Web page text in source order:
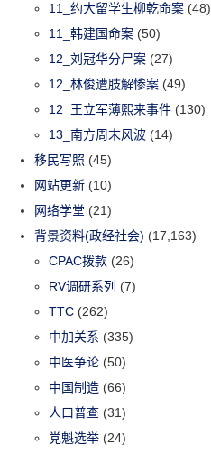
11_约大留学生柳乾命案 (48)
11_韩建国命案 (50)
12_刘冠华分尸案 (27)
12_林俊遭肢解惨案 (49)
12_王立军薄熙来事件 (130)
13_南方周末风波 (14)
移民写照 (45)
网站更新 (10)
网络学堂 (21)
背景资料(政经社会) (17,163)
CPAC拨款 (26)
RV调研系列 (7)
TTC (262)
中加关系 (335)
中医争论 (50)
中国制造 (66)
人口普查 (31)
党魁选举 (24)